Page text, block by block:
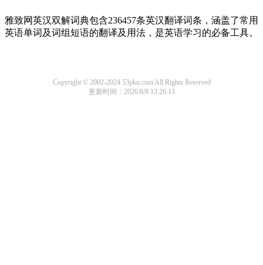
雅致网英汉双解词典包含236457条英汉翻译词条，涵盖了常用
英语单词及词组短语的翻译及用法，是英语学习的必备工具。
Copyright © 2002-2024 53pku.com All Rights Reserved
更新时间：2026/8/8 13:26:13